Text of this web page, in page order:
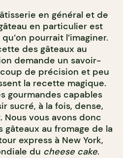
en général et de
en particulier est
pourrait l’imaginer.
des gâteaux au
demande un savoir-
de précision et peu
la recette magique.
gourmandes capables
sucré, à la fois, dense,
vous avons donc
gâteaux au fromage de la
express à New York,
du cheese cake.